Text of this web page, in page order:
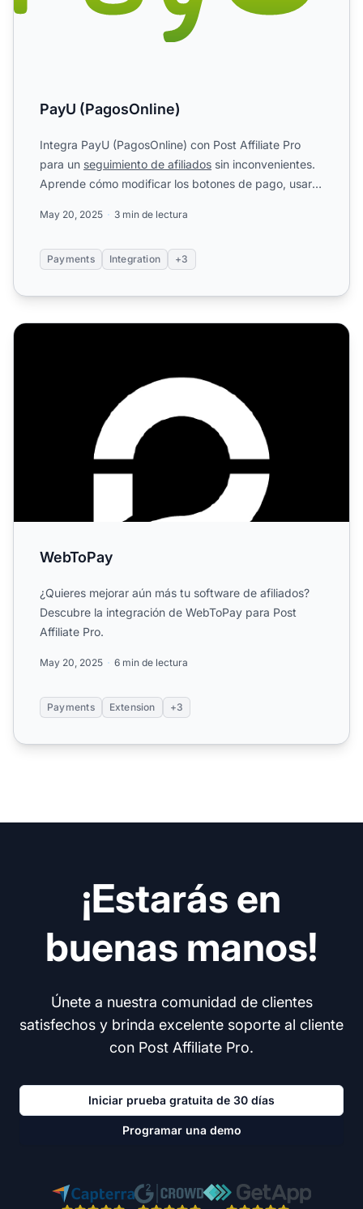
PayU (PagosOnline)
Integra PayU (PagosOnline) con Post Affiliate Pro
para un seguimiento de afiliados sin inconvenientes.
Aprende cómo modificar los botones de pago, usar
May 20, 2025 3 min de lectura
Payments Integration +3
WebToPay
WebToPay
¿Quieres mejorar aún más tu software de afiliados?
Descubre la integración de WebToPay para Post
Affiliate Pro.
May 20, 2025 6 min de lectura
Payments Extension +3
¡Estarás en
buenas manos!
Únete a nuestra comunidad de clientes
satisfechos y brinda excelente soporte al cliente
con Post Affiliate Pro.
Iniciar prueba gratuita de 30 días
Programar una demo